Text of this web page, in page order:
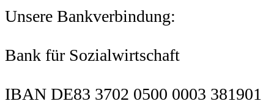
Unsere Bankverbindung:
Bank für Sozialwirtschaft
IBAN DE83 3702 0500 0003 381901